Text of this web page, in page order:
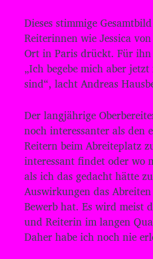
Dieses stimmige
Reiterinnen wie Jessica
Ort in Paris drückt. Für
„Ich begebe mich aber
sind“, lacht Andreas
Der langjährige
noch interessanter als den
Reitern beim Abreiteplatz
interessant findet oder wo
als ich das gedacht hätte
Auswirkungen das
Bewerb hat. Es wird meist
und Reiterin im langen
Daher habe ich noch nie